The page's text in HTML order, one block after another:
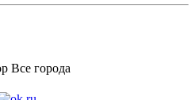
Все города